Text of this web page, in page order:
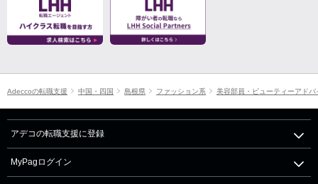
Adeccoの転職支援 中国・四国 島根県 ファッション系 美容部員・ビューティーアドバ
アデコの転職支援に登録
MyPagログイン